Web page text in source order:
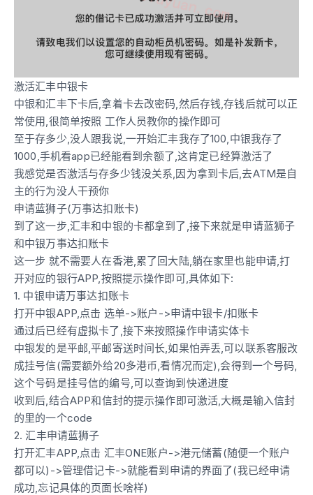
激活汇丰中银卡
中银和汇丰下卡后,拿着卡去改密码,然后存钱,存钱后就可以正
常使用,很简单按照 工作人员教你的操作即可
至于存多少,没人跟我说,一开始汇丰我存了100,中银我存了
1000,手机看app已经能看到余额了,这肯定已经算激活了
我感觉是否激活与存多少钱没关系,因为拿到卡后,去ATM是自
主的行为没人干预你
申请蓝狮子(万事达扣账卡)
到了这一步,汇丰和中银的卡都拿到了,接下来就是申请蓝狮子
和中银万事达扣账卡
这一步 就不需要人在香港,累了回大陆,躺在家里也能申请,打
开对应的银行APP,按照提示操作即可,具体如下:
1. 中银申请万事达扣账卡
打开中银APP,点击 选单->账户->申请中银卡/扣账卡
通过后已经有虚拟卡了,接下来按照操作申请实体卡
中银发的是平邮,平邮寄送时间长,如果怕弄丢,可以联系客服改
成挂号信(需要额外给20多港币,看情况而定),会得到一个号码,
这个号码是挂号信的编号,可以查询到快递进度
收到后,结合APP和信封的提示操作即可激活,大概是输入信封
的里的一个code
2. 汇丰申请蓝狮子
打开汇丰APP,点击 汇丰ONE账户->港元储蓄(随便一个账户
都可以)->管理借记卡->就能看到申请的界面了(我已经申请
成功,忘记具体的页面长啥样)